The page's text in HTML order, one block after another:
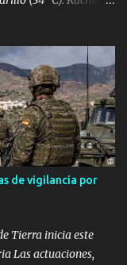
a 35 ºC en el área
La Palma, La
por máximas
70-80 km/h en La
Martes, 4 de agosto:
La Palma Gran
de 39 ºC ,
y medianías.
Sube el nivel a
de vigilancia por
Tierra inicia este
Las actuaciones,